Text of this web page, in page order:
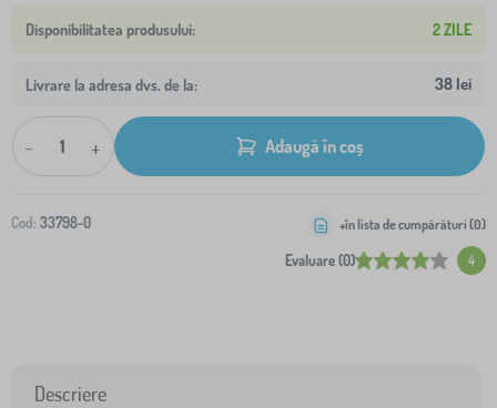
2 ZILE
Livrare la adresa dvs. de la: 38 lei
- + Adaugă în coș
Cod: 33798-0
Evaluare (0) 4
+în lista de cumpărături (0)
Descriere